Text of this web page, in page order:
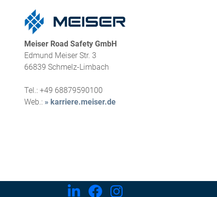
Meiser Road Safety GmbH
Edmund Meiser Str. 3
66839 Schmelz-Limbach
Tel.: +49 68879590100
Web.: » karriere.meiser.de